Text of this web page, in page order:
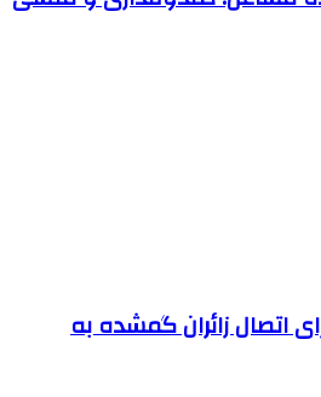
اتصال زائران گمشده به